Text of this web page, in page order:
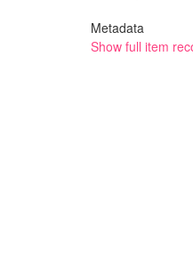
Metadata
Show full item